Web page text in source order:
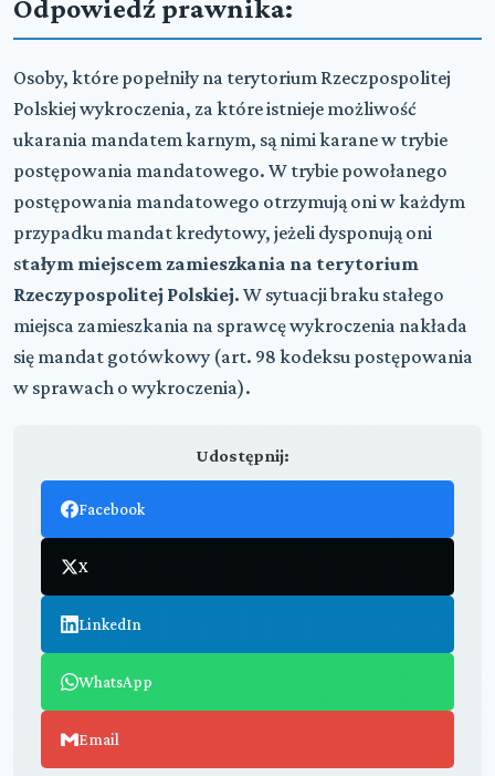
Odpowiedź prawnika:
Osoby, które popełniły na terytorium Rzeczpospolitej
Polskiej wykroczenia, za które istnieje możliwość
ukarania mandatem karnym, są nimi karane w trybie
postępowania mandatowego. W trybie powołanego
postępowania mandatowego otrzymują oni w każdym
przypadku mandat kredytowy, jeżeli dysponują oni
stałym miejscem zamieszkania na terytorium
Rzeczypospolitej Polskiej. W sytuacji braku stałego
miejsca zamieszkania na sprawcę wykroczenia nakłada
się mandat gotówkowy (art. 98 kodeksu postępowania
w sprawach o wykroczenia).
Udostępnij:
Facebook
X
LinkedIn
WhatsApp
Email